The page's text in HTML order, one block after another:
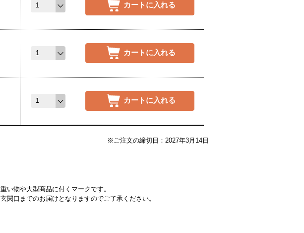
カートに入れる
カートに入れる
カートに入れる
※ご注文の締切日：2027年3月14日
重い物や大型商品に付くマークです。
玄関口までのお届けとなりますのでご了承ください。